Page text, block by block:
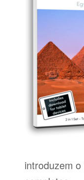
introduzem